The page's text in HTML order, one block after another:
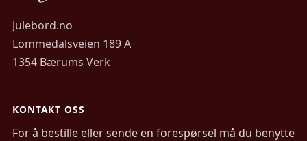
Julebord.no
Lommedalsveien 189 A
1354 Bærums Verk
KONTAKT OSS
For å bestille eller sende en forespørsel må du benytte